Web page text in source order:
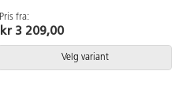
Pris fra:
kr 3 209,00
Velg variant